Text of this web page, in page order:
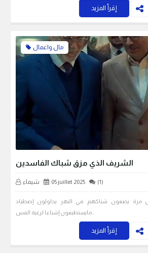
إقرأ المزيد
مال واعمال
الشريف الذي مزق شباك الفاسدين
شيماء 05 juillet 2025 (1)
يضعون شباكهم في النهر يحاولون إصطياد
إقرأ المزيد